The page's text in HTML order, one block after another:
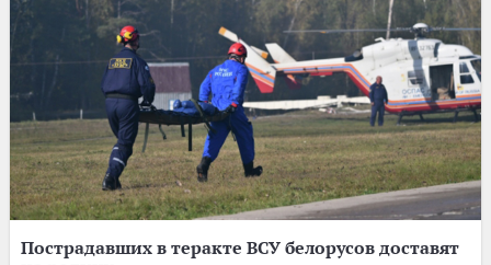
Пострадавших в теракте ВСУ белорусов доставят